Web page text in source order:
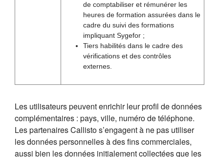
de comptabiliser et rémunérer les
heures de formation assurées dans le
cadre du suivi des formations
impliquant Sygefor ;
Tiers habilités dans le cadre des
vérifications et des contrôles
externes.
Les utilisateurs peuvent enrichir leur profil de données
complémentaires : pays, ville, numéro de téléphone.
Les partenaires Callisto s’engagent à ne pas utiliser
les données personnelles à des fins commerciales,
aussi bien les données initialement collectées que les